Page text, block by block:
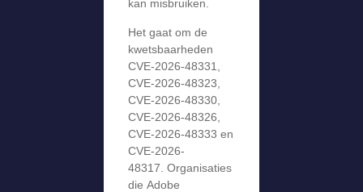
kan misbruiken.
Het gaat om de
kwetsbaarheden
CVE-2026-48331,
CVE-2026-48323,
CVE-2026-48330,
CVE-2026-48326,
CVE-2026-48333 en
CVE-2026-
48317. Organisaties
die Adobe